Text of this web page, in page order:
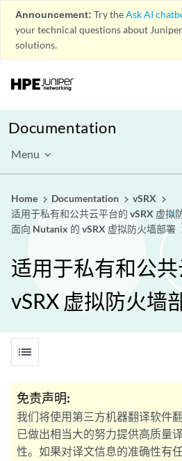
Announcement: Try theAsk AI
your technical questions about
solutions.
Documentation
Menu
Home Documentation
vSRX
适用于私有和公共云平台的 vSRX 虚拟
面向 Nutanix 的 vSRX 虚拟防火墙部署
适用于私有和公
vSRX 虚拟防火墙
list
免责声明:
我们将使用第三方机器翻译软件
已做出相当大的努力提供高质量
性。如果对译文信息的准确性有